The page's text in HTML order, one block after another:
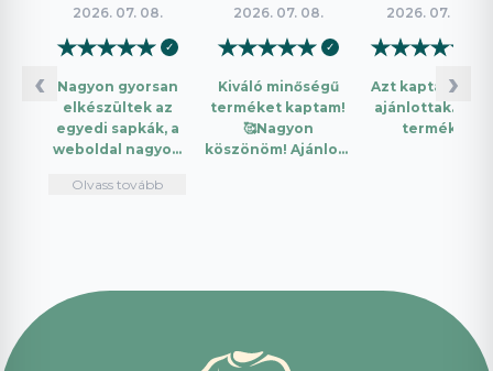
‹
2026. 07. 08.
★★★★★ ✓
Nagyon gyorsan
elkészültek az
egyedi sapkák, a
weboldal nagyon
használni.
fogok innen
Olvass tovább
2026. 07. 08.
★★★★★ ✓
Kiváló minőségű
terméket kaptam!
🥰Nagyon
köszönöm! Ajánlom
2026. 07. 08.
★★★★★
Azt kaptam amit
ajánlottak. Jó a
termék.
›